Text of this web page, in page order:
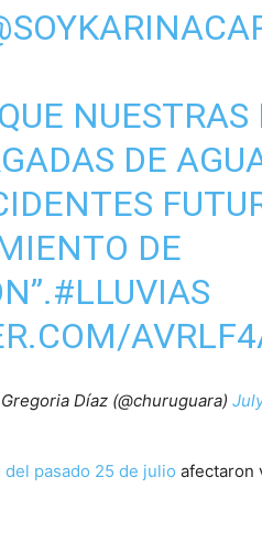
DE
DE
#LLUVIAS
Díaz (@churuguara)
del pasado 25 de julio afectaron